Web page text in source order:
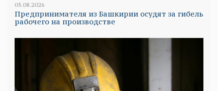
05.08.2026
Предпринимателя из Башкирии осудят за гибель
рабочего на производстве